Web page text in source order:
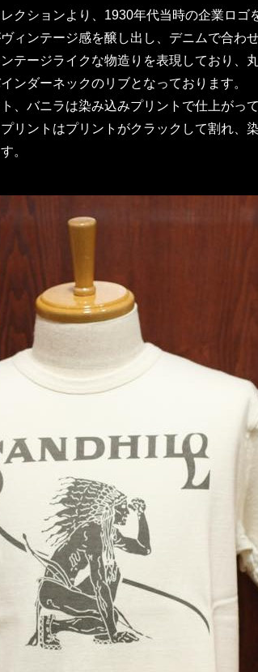
クションより、1930年代当時の企業ロゴ
ィンテージ感を醸し出し、デニムで合わ
テージライクな物造りを表現しており、
ンダーネックのリブとなっております。
、バニラは染み込みプリントで仕上がって
リントはプリントがクラックして割れ、
。